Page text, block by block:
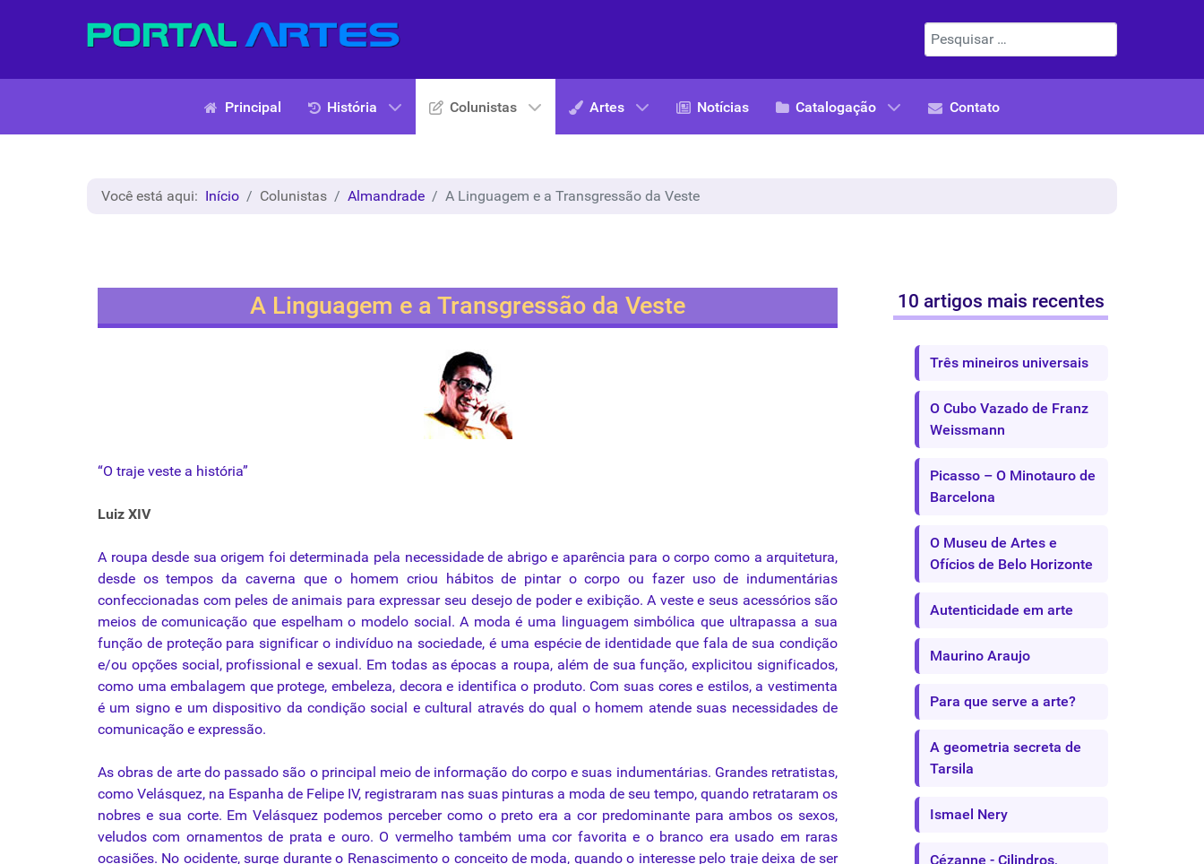
Pesquisar
Principal História Colunistas Artes Notícias Catalogação Contato
Você está aqui: Início Colunistas Almandrade A Linguagem e a Transgressão da Veste
A Linguagem e a Transgressão da Veste
“O traje veste a história”
Luiz XIV
A roupa desde sua origem foi determinada pela necessidadede abrigoe aparência para ocorpo como a arquitetura,
desde ostemposda caverna queo homem criou hábitosde pintarocorpo ou fazer usode indumentárias
confeccionadas com peles de animais para expressar seu desejode podere exibição. A vestee seus acessóriossão
meios de comunicação queespelham o modelo social. A moda é uma linguagem simbólicaque ultrapassa asua
função de proteção para significar o indivíduo na sociedade, é uma espécie de identidade quefala desua condição
e/ou opções social, profissional e sexual. Em todas as épocas a roupa, além de sua função, explicitou significados,
como uma embalagem queprotege, embeleza, decora e identifica o produto. Com suas cores e estilos, a vestimenta
é um signo e um dispositivo da condição social e cultural através do qual o homem atende suas necessidades de
comunicação e expressão.
As obras de arte do passado são o principal meio de informação do corpoe suas indumentárias. Grandes retratistas,
como Velásquez, na Espanha de Felipe IV, registraram nas suas pinturas a moda de seu tempo, quando retrataram os
nobres e sua corte. Em Velásquez podemos perceber comoo preto era a cor predominante para ambosos sexos,
veludos com ornamentos de prata e ouro. O vermelho também uma cor favorita e o branco era usado em raras
ocasiões. No ocidente, surge durante o Renascimentoo conceito de moda, quando o interesse pelo trajedeixa de ser
10 artigos mais recentes
Três mineiros universais
O Cubo Vazado de Franz
Weissmann
Picasso – O Minotauro de
Barcelona
O Museu de Artes e
Ofícios de Belo Horizonte
Autenticidade em arte
Maurino Araujo
Para que serve a arte?
A geometria secreta de
Tarsila
Ismael Nery
Cézanne - Cilindros,